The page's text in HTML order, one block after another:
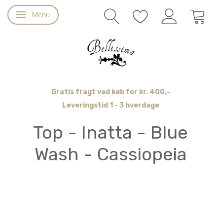
Skifte navigation
Menu
Gratis fragt ved køb for kr. 400,-
Leveringstid 1 - 3 hverdage
Top - Inatta - Blue
Wash - Cassiopeia